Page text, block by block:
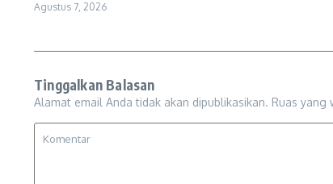
Agustus 7, 2026
Tinggalkan Balasan
Alamat email Anda tidak akan dipublikasikan. Ruas yang